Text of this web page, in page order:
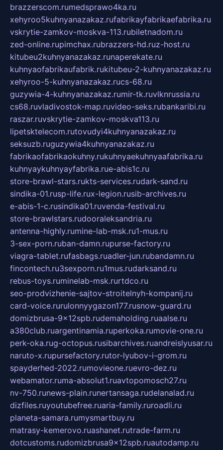
brazzerscom.rumedsprawo4ka.ru
xehyroo5kuhnyanazakaz.rufabrikayfabrikaefabrika.ru
vskrytie-zamkov-moskva-113.rubiletnadom.ru
zed-online.rupimchax.rubrazzers-hd.ruz-host.ru
kitubeu2kuhnyanazakaz.runaperekate.ru
kuhnyaofabrikaufabrik.rukitubeu-2-kuhnyanazakaz.ru
xehyroo-5-kuhnyanazakaz.rucs-68.ru
guzywia-4-kuhnyanazakaz.rumir-tk.ruvlknrussia.ru
cs68.ruvladivostok-map.ruvideo-seks.rubankaribi.ru
raszar.ruvskrytie-zamkov-moskva113.ru
lipetsktelecom.rutovudyi4kuhnyanazakaz.ru
seksuzb.ruguzywia4kuhnyanazakaz.ru
fabrikaofabrikaokuhny.rukuhnyaekuhnyaafabrika.ru
kuhnyaykuhnyayfabrika.rue-abis1c.ru
store-brawl-stars.rukts-services.rudark-sand.ru
sindika-01.rusp-life.rux-legion.rusib-archives.ru
e-abis-1-c.rusindika01.ruvenda-festival.ru
store-brawlstars.rudooraleksandria.ru
antenna-highly.rumine-lab-msk.ru1-mus.ru
3-sex-porn.ruban-damn.rupurse-factory.ru
viagra-tablet.rufasbags.ruadler-jun.rubandamn.ru
fincontech.ru3sexporn.ru1mus.rudarksand.ru
rebus-toys.ruminelab-msk.rurtdco.ru
seo-prodvizhenie-sajtov-stroitelnyh-kompanij.ru
card-voice.rurulonnyygazon177.rusnow-guard.ru
domizbrusa-9x12spb.rudemaholding.ruaalse.ru
a380club.ruargentinamia.ruperkoka.rumovie-one.ru
perk-oka.rug-octopus.rusibarchives.ruandreislyusar.ru
naruto-x.rupursefactory.rutor-lyubov-i-grom.ru
spayderhed-2022.rumovieone.ruevro-dez.ru
webamator.ruma-absolut1.ruavtopomosch27.ru
nv-750.runews-plain.runertansaga.rudelanalad.ru
dizfiles.ruyoutubefree.ruaria-family.ruroadli.ru
planeta-samara.rumysmartbuy.ru
matrasy-kemerovo.ruashanet.rutrade-farm.ru
dotcustoms.rudomizbrusa9x12spb.ruautodamp.ru